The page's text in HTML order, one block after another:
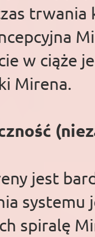
w ciąże
Mirena.
jest
systemu
spiralę